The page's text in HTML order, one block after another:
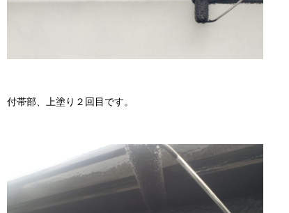
付帯部、上塗り２回目です。